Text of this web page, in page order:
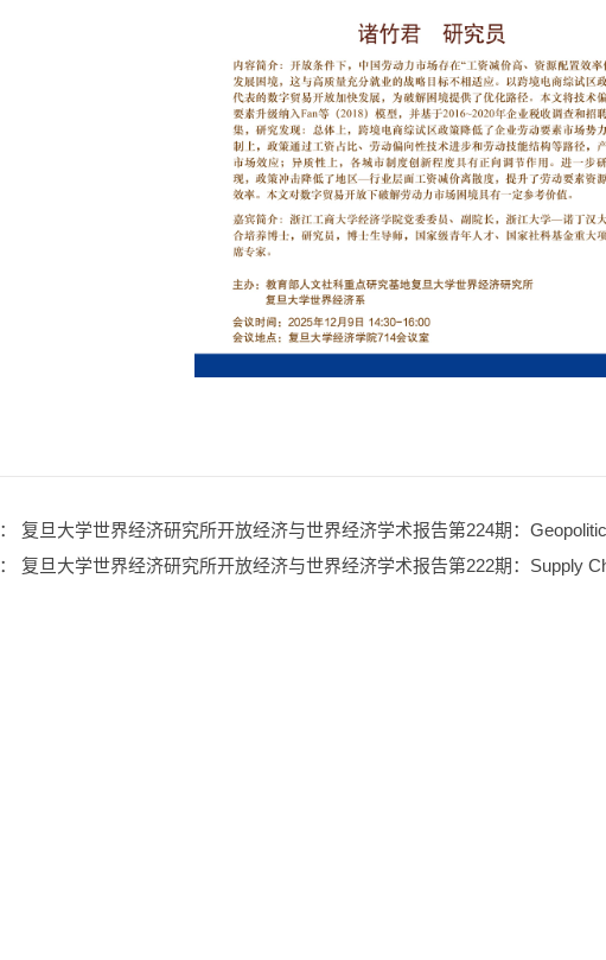
： 复旦大学世界经济研究所开放经济与世界经济学术报告第224期：
： 复旦大学世界经济研究所开放经济与世界经济学术报告第222期：Supply